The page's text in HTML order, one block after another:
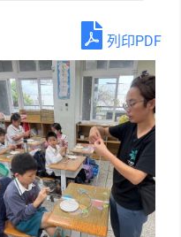
列印PDF